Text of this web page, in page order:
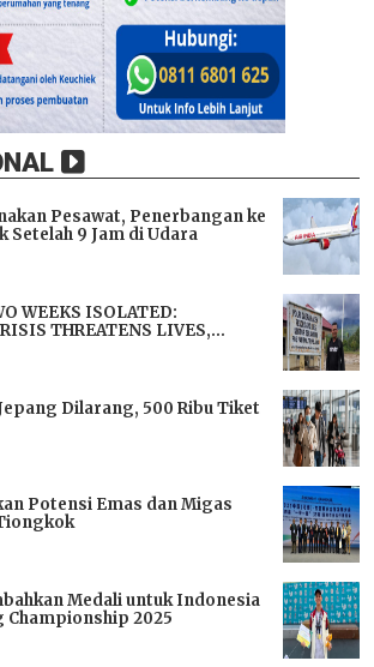
Pesawat, Penerbangan ke
Setelah 9 Jam di Udara
WEEKS ISOLATED:
THREATENS LIVES,
URGENTLY NEEDED
Dilarang, 500 Ribu Tiket
Potensi Emas dan Migas
Medali untuk Indonesia
Championship 2025